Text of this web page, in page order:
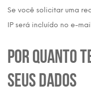
Se você solicitar uma
IP será incluído no e-
Por quanto
seus dados